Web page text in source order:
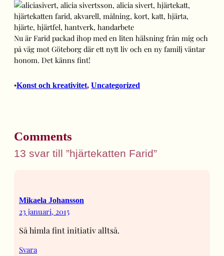
Nu är Farid packad ihop med en liten hälsning från mig och
på väg mot Göteborg där ett nytt liv och en ny familj väntar
honom. Det känns fint!
•Konst och kreativitet, Uncategorized
Comments
13 svar till ”hjärtekatten Farid”
Mikaela Johansson
23 januari, 2015
Så himla fint initiativ alltså.
Svara